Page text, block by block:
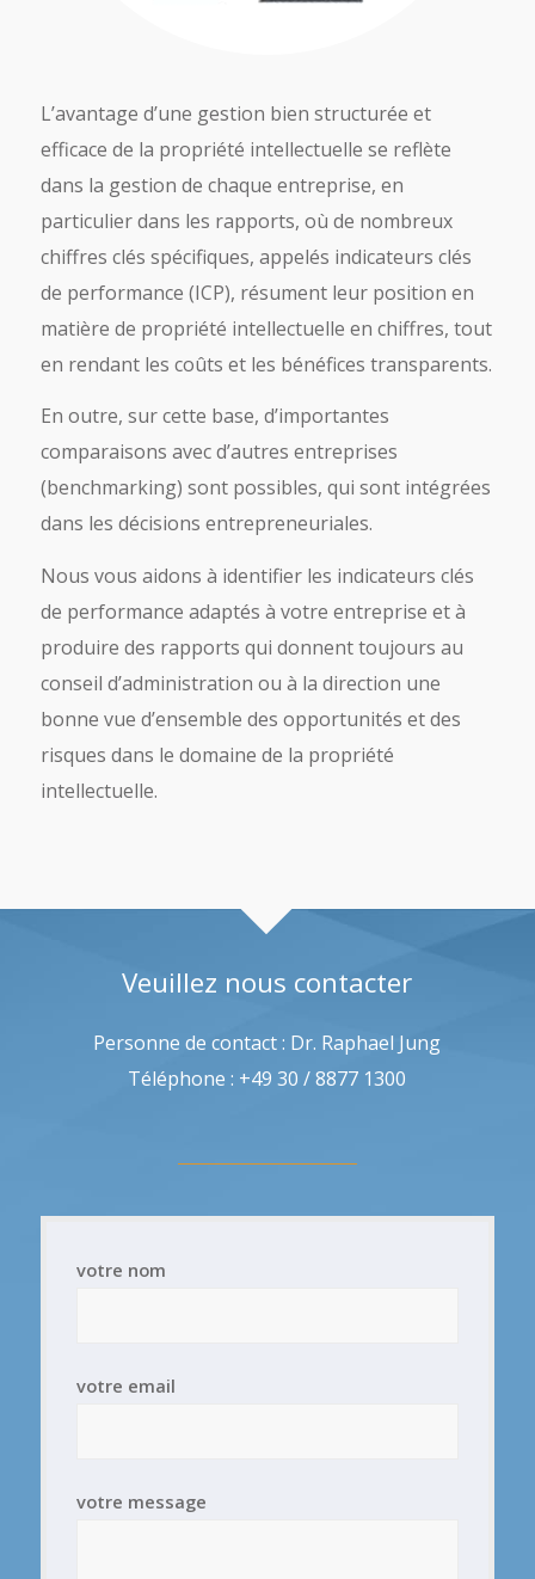
L’avantage d’une gestion bien structurée et
efficace de la propriété intellectuelle se reflète
dans la gestion de chaque entreprise, en
particulier dans les rapports, où de nombreux
chiffres clés spécifiques, appelés indicateurs clés
de performance (ICP), résument leur position en
matière de propriété intellectuelle en chiffres, tout
en rendant les coûts et les bénéfices transparents.
En outre, sur cette base, d’importantes
comparaisons avec d’autres entreprises
(benchmarking) sont possibles, qui sont intégrées
dans les décisions entrepreneuriales.
Nous vous aidons à identifier les indicateurs clés
de performance adaptés à votre entreprise et à
produire des rapports qui donnent toujours au
conseil d’administration ou à la direction une
bonne vue d’ensemble des opportunités et des
risques dans le domaine de la propriété
intellectuelle.
Veuillez nous contacter
Personne de contact : Dr. Raphael Jung
Téléphone : +49 30 / 8877 1300
votre nom
votre email
votre message